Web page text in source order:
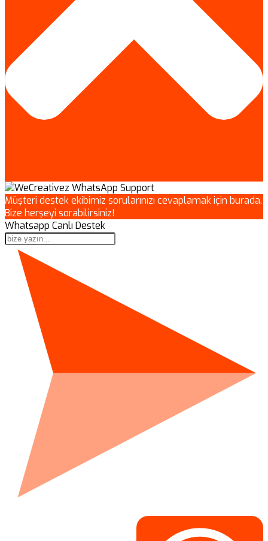
Müşteri destek ekibimiz sorularınızı cevaplamak için burada.
Bize herşeyi sorabilirsiniz!
Whatsapp Canlı Destek